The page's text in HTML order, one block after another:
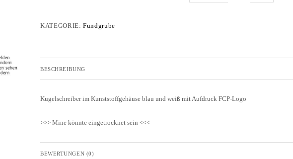
KATEGORIE:Fundgrube
BESCHREIBUNG
Kugelschreiber im Kunststoffgehäuse blau und weiß mit Aufdruck FCP-Logo
>>> Mine könnte eingetrocknet sein <<<
BEWERTUNGEN (0)